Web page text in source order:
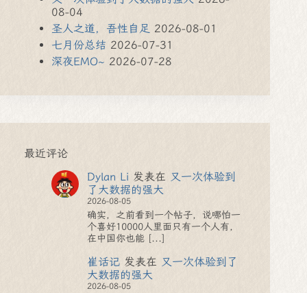
08-04
圣人之道，吾性自足 2026-08-01
七月份总结 2026-07-31
深夜EMO~ 2026-07-28
最近评论
Dylan Li 发表在 又一次体验到
了大数据的强大
2026-08-05
确实，之前看到一个帖子，说哪怕一
个喜好10000人里面只有一个人有，
在中国你也能 [...]
崔话记 发表在 又一次体验到了
大数据的强大
2026-08-05